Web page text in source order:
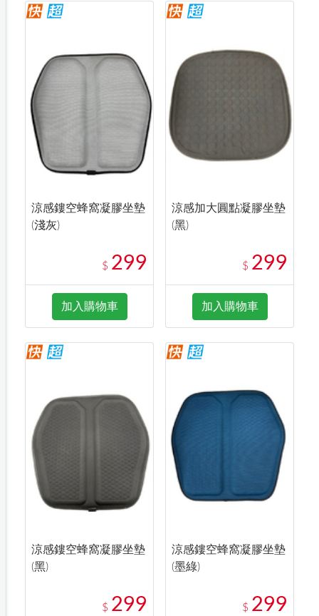
涼感鏤空蜂窩凝膠坐墊
(淺灰)
$ 299
加入購物車
涼感加大圓點凝膠坐墊
(黑)
$ 299
加入購物車
涼感鏤空蜂窩凝膠坐墊
(黑)
$ 299
涼感鏤空蜂窩凝膠坐墊
(墨綠)
$ 299